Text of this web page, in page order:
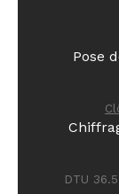
Pose
DTU